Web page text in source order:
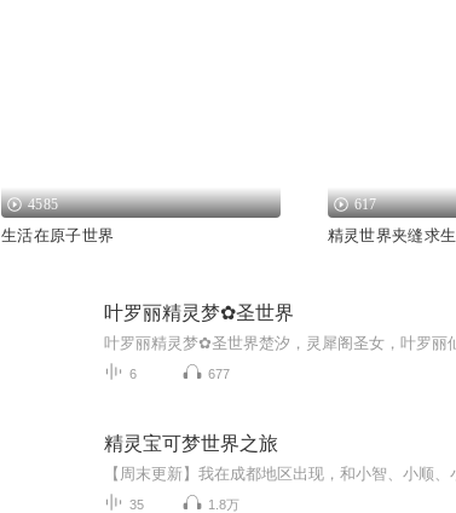
4585
生活在原子世界
617
精灵世界夹缝求生
叶罗丽精灵梦✿圣世界
6 677
精灵宝可梦世界之旅
35 1.8万